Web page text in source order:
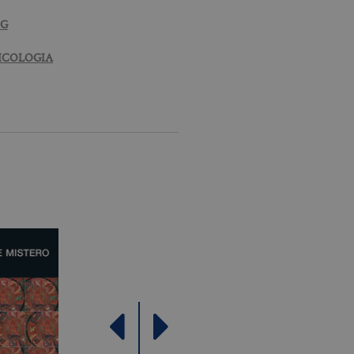
e la gestione
condizioni previste dal
per ricordare le
che il banner dei
e tenere traccia
Analytics, in cui
univoco
del cookie _gat che
Google su siti Web ad